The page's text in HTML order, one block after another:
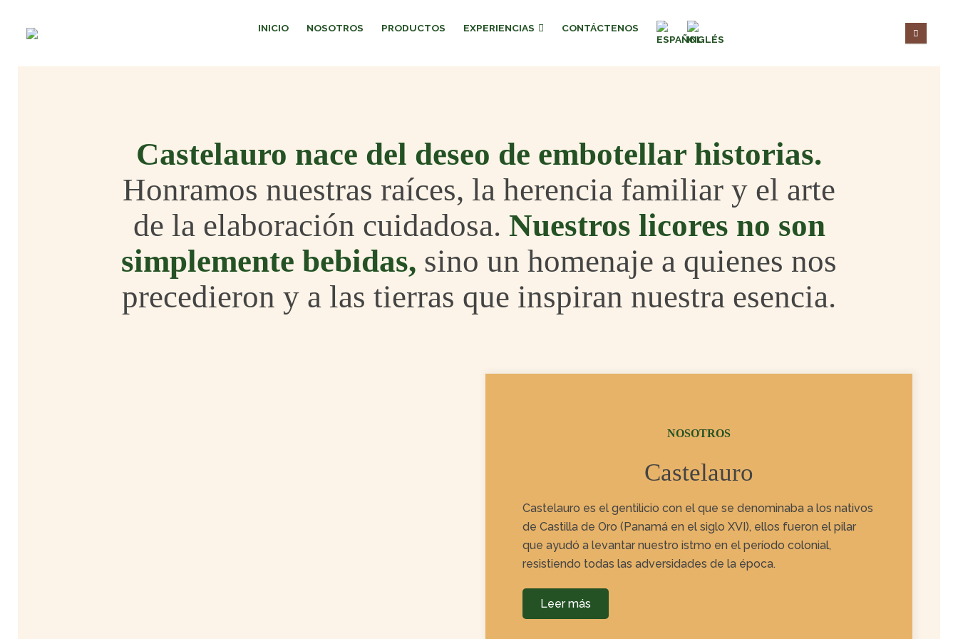
INICIO NOSOTROS PRODUCTOS EXPERIENCIAS CONTÁCTENOS
Castelauro nace del deseo de embotellar historias.
Honramos nuestras raíces, la herencia familiar y el arte
de la elaboración cuidadosa. Nuestros licores no son
simplemente bebidas, sino un homenaje a quienes nos
precedieron y a las tierras que inspiran nuestra esencia.
NOSOTROS
Castelauro
Castelauro es el gentilicio con el que se denominaba a los nativos
de Castilla de Oro (Panamá en el siglo XVI), ellos fueron el pilar
que ayudó a levantar nuestro istmo en el período colonial,
resistiendo todas las adversidades de la época.
Leer más